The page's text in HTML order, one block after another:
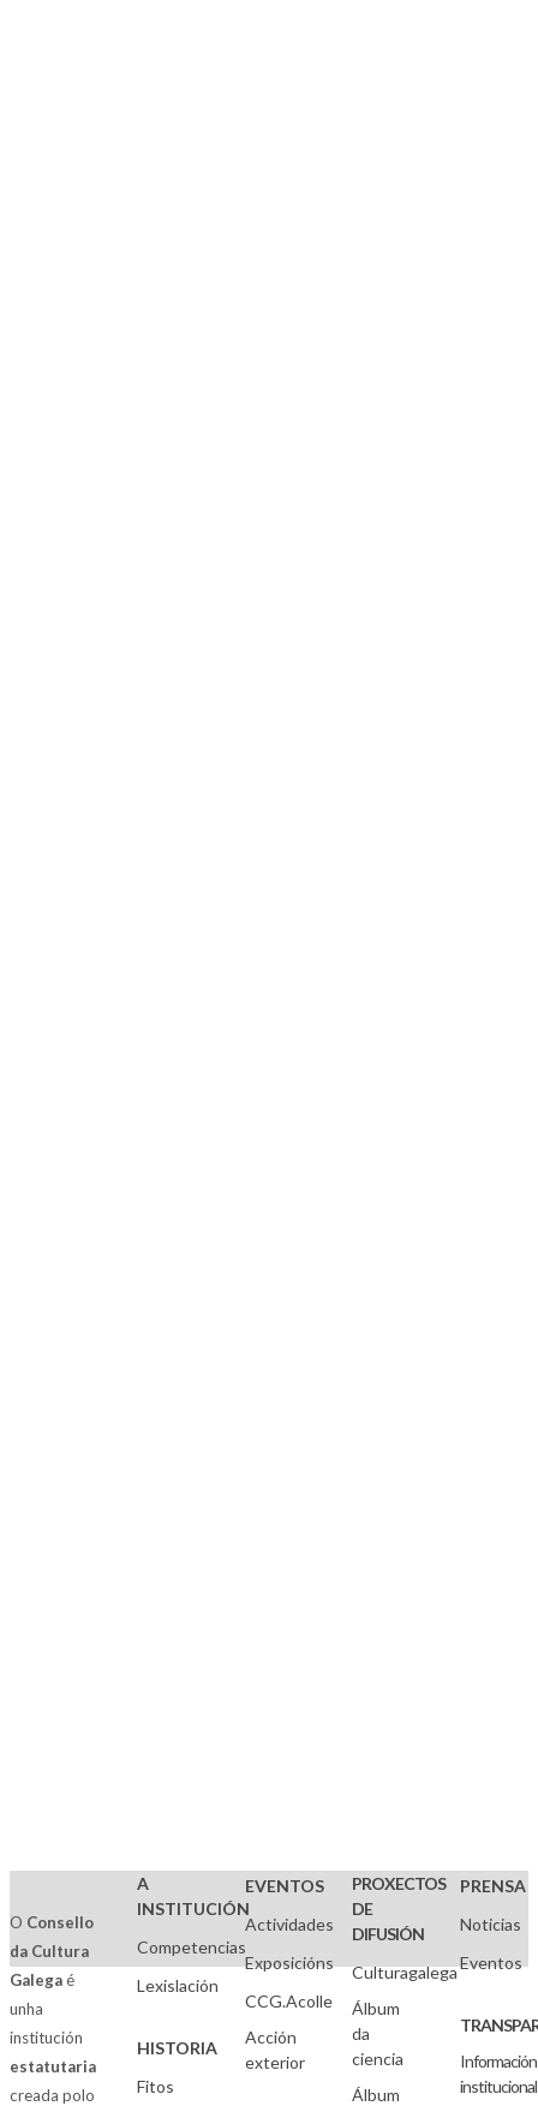
O Consello
da Cultura
Galegaé
unha
institución
estatutaria
creada polo
A
INSTITUCIÓN
Competencias
Lexislación
HISTORIA
Fitos
EVENTOS
Actividades
Exposicións
CCG.Acolle
Acción
exterior
PROXECTOS
DE
DIFUSIÓN
Culturagalega
Álbum
da
ciencia
Álbum
PRENSA
Noticias
Eventos
Información
institucional